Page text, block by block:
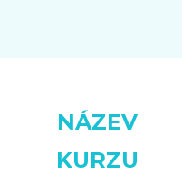
NÁZEV
KURZU